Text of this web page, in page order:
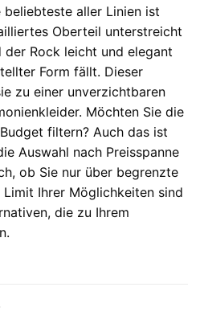
aller Linien ist
Oberteil unterstreicht
der Rock leicht und elegant
Form fällt. Dieser
zu einer unverzichtbaren
Möchten Sie die
filtern? Auch das ist
Auswahl nach Preisspanne
ob Sie nur über begrenzte
Ihrer Möglichkeiten sind
die zu Ihrem